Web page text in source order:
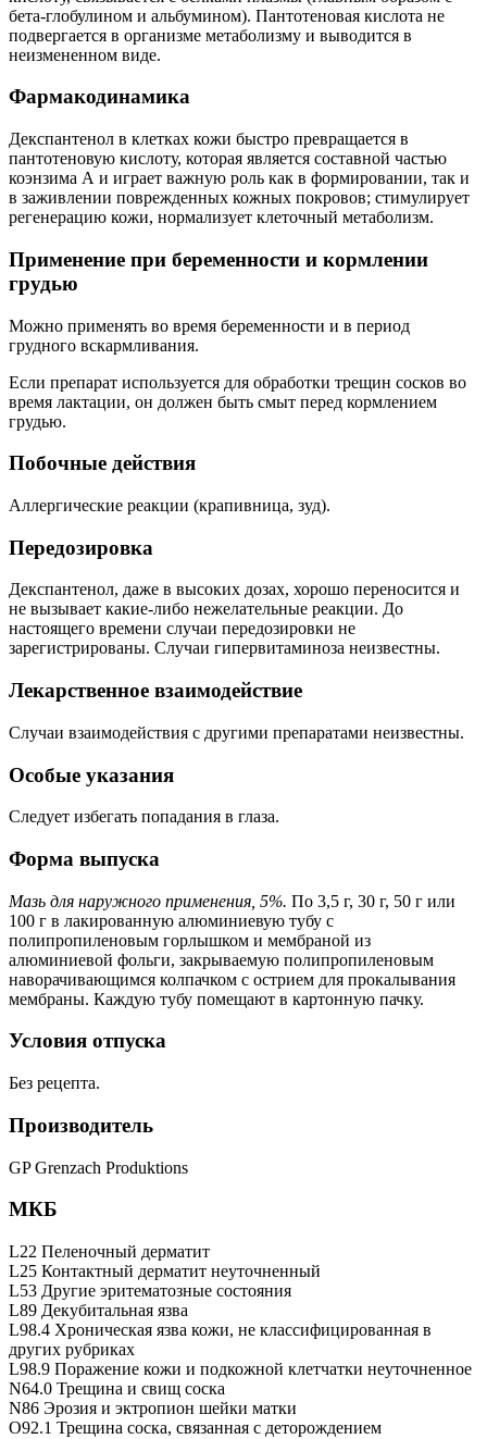
бета-глобулином и альбумином). Пантотеновая кислота не
подвергается в организме метаболизму и выводится в
неизмененном виде.
Фармакодинамика
Декспантенол в клетках кожи быстро превращается в
пантотеновую кислоту, которая является составной частью
коэнзима А и играет важную роль как в формировании, так и
в заживлении поврежденных кожных покровов; стимулирует
регенерацию кожи, нормализует клеточный метаболизм.
Применение при беременности и кормлении
грудью
Можно применять во время беременности и в период
грудного вскармливания.
Если препарат используется для обработки трещин сосков во
время лактации, он должен быть смыт перед кормлением
грудью.
Побочные действия
Аллергические реакции (крапивница, зуд).
Передозировка
Декспантенол, даже в высоких дозах, хорошо переносится и
не вызывает какие-либо нежелательные реакции. До
настоящего времени случаи передозировки не
зарегистрированы. Случаи гипервитаминоза неизвестны.
Лекарственное взаимодействие
Случаи взаимодействия с другими препаратами неизвестны.
Особые указания
Следует избегать попадания в глаза.
Форма выпуска
Мазь для наружного применения, 5%. По 3,5 г, 30 г, 50 г или
100 г в лакированную алюминиевую тубу с
полипропиленовым горлышком и мембраной из
алюминиевой фольги, закрываемую полипропиленовым
наворачивающимся колпачком с острием для прокалывания
мембраны. Каждую тубу помещают в картонную пачку.
Условия отпуска
Без рецепта.
Производитель
GP Grenzach Produktions
МКБ
L22 Пеленочный дерматит
L25 Контактный дерматит неуточненный
L53 Другие эритематозные состояния
L89 Декубитальная язва
L98.4 Хроническая язва кожи, не классифицированная в
других рубриках
L98.9 Поражение кожи и подкожной клетчатки неуточненное
N64.0 Трещина и свищ соска
N86 Эрозия и эктропион шейки матки
O92.1 Трещина соска, связанная с деторождением